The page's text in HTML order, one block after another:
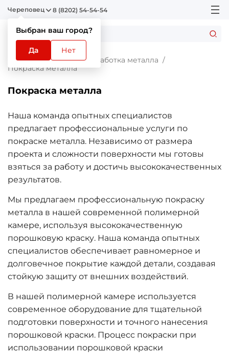
Череповец
Выбран ваш город?
Да Нет
8 (8202) 54-54-54
Главная Услуги
Обработка металла
Покраска металла
Покраска металла
Наша команда опытных специалистов
предлагает профессиональные услуги по
покраске металла. Независимо от размера
проекта и сложности поверхности мы готовы
взяться за работу и достичь высококачественных
результатов.
Мы предлагаем профессиональную покраску
металла в нашей современной полимерной
камере, используя высококачественную
порошковую краску. Наша команда опытных
специалистов обеспечивает равномерное и
долговечное покрытие каждой детали, создавая
стойкую защиту от внешних воздействий.
В нашей полимерной камере используется
современное оборудование для тщательной
подготовки поверхности и точного нанесения
порошковой краски. Процесс покраски при
использовании порошковой краски